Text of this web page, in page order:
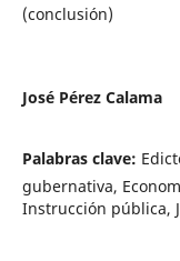
(conclusión)
José Pérez Calama
Palabras clave:
gubernativa,
Instrucción pública,